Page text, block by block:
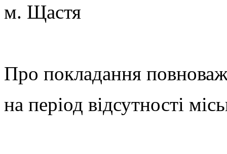
м.
Про покладання
на період відсутності